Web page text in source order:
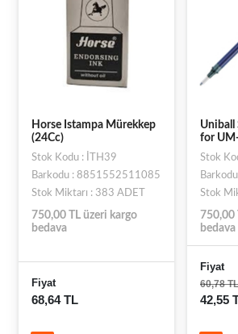
Horse Istampa Mürekkep
(24Cc)
Stok Kodu : İTH39
Barkodu : 8851552511085
Stok Miktarı : 383 ADET
750,00 TL üzeri kargo
bedava
Fiyat
68,64 TL
Uniball
for
Stok
Stok
750,00
bedava
Fiyat
60,78 TL
42,55